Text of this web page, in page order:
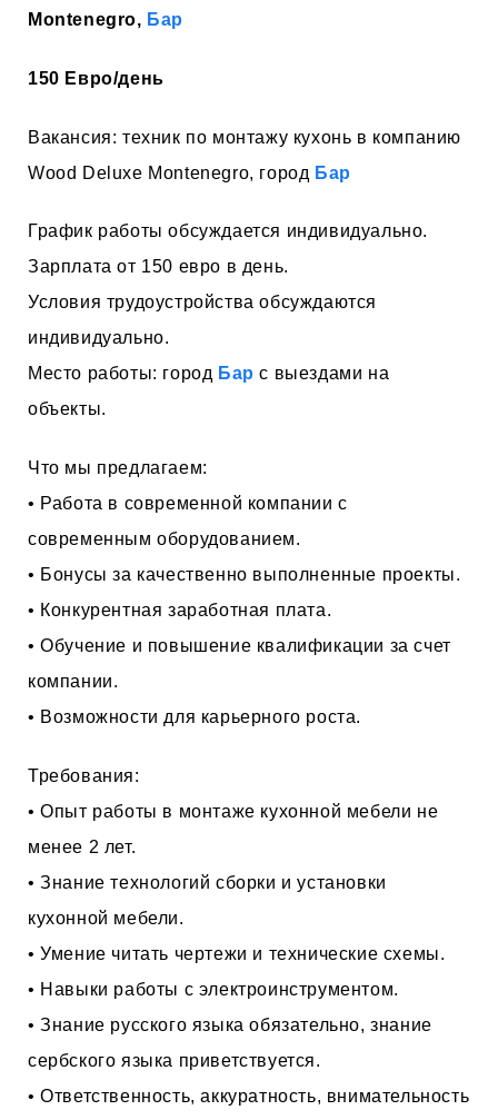
Montenegro, Бар
150 Евро/день
Вакансия: техник по монтажу кухонь в компанию
Wood Deluxe Montenegro, город Бар
График работы обсуждается индивидуально.
Зарплата от 150 евро в день.
Условия трудоустройства обсуждаются
индивидуально.
Место работы: город Бар с выездами на
объекты.
Что мы предлагаем:
• Работа в современной компании с
современным оборудованием.
• Бонусы за качественно выполненные проекты.
• Конкурентная заработная плата.
• Обучение и повышение квалификации за счет
компании.
• Возможности для карьерного роста.
Требования:
• Опыт работы в монтаже кухонной мебели не
менее 2 лет.
• Знание технологий сборки и установки
кухонной мебели.
• Умение читать чертежи и технические схемы.
• Навыки работы с электроинструментом.
• Знание русского языка обязательно, знание
сербского языка приветствуется.
• Ответственность, аккуратность, внимательность